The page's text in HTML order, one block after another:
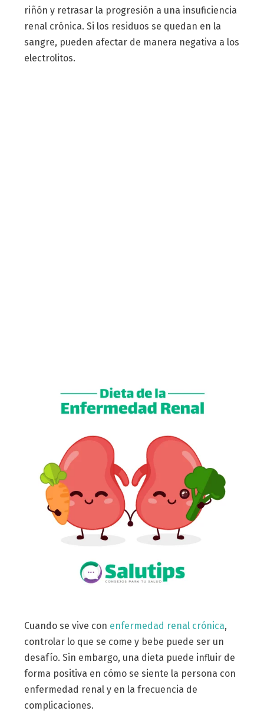
riñón y retrasar la progresión a una insuficiencia
renal crónica. Si los residuos se quedan en la
sangre, pueden afectar de manera negativa a los
electrolitos.
Cuando se vive con enfermedad renal crónica,
controlar lo que se come y bebe puede ser un
desafío. Sin embargo, una dieta puede influir de
forma positiva en cómo se siente la persona con
enfermedad renal y en la frecuencia de
complicaciones.